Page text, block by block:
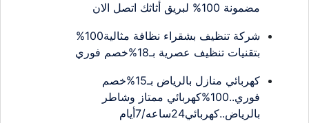
مضمونة 100% لبريق أثاثك اتصل الان
شركة تنظيف بشقراء نظافة مثالية100%
بتقنيات تنظيف عصرية بـ18%خصم فوري
كهربائي منازل بالرياض بـ15%خصم
فوري..100%كهربائي ممتاز وشاطر
بالرياض..كهربائي24ساعه/7أيام